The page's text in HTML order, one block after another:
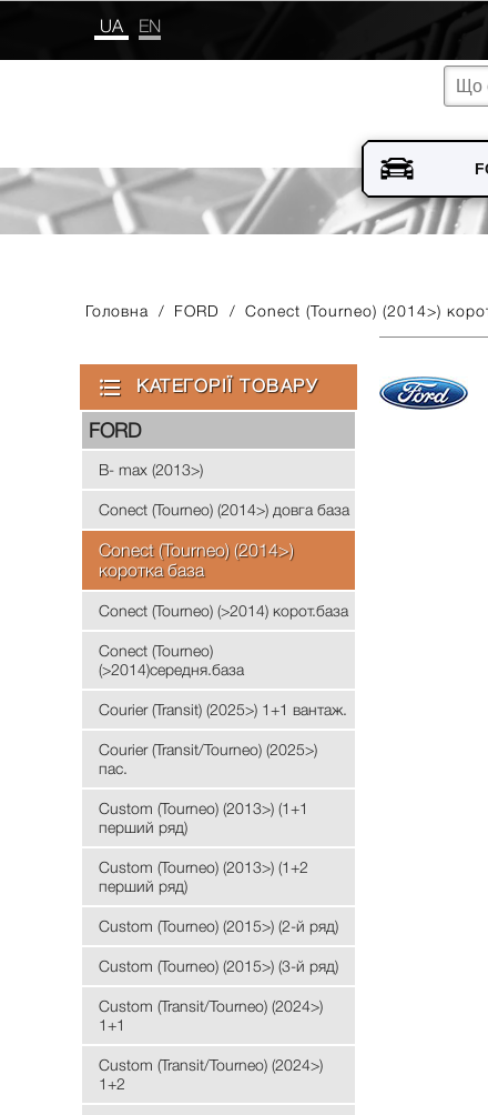
UA EN
Головна / FORD / Conect (Tourneo) (2014>)
КАТЕГОРІЇ ТОВАРУ
FORD
B- max (2013>)
Conect (Tourneo) (2014>) довга база
Conect (Tourneo) (2014>)
коротка база
Conect (Tourneo) (>2014) корот.база
Conect (Tourneo)
(>2014)середня.база
Courier (Transit) (2025>) 1+1 вантаж.
Courier (Transit/Tourneo) (2025>)
пас.
Custom (Tourneo) (2013>) (1+1
перший ряд)
Custom (Tourneo) (2013>) (1+2
перший ряд)
Custom (Tourneo) (2015>) (2-й ряд)
Custom (Tourneo) (2015>) (3-й ряд)
Custom (Transit/Tourneo) (2024>)
1+1
Custom (Transit/Tourneo) (2024>)
1+2